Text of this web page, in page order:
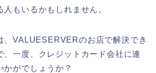
もいるかもしれません。
、VALUESERVERのお店で解決でき
、一度、クレジットカード会社に連
かがでしょうか？